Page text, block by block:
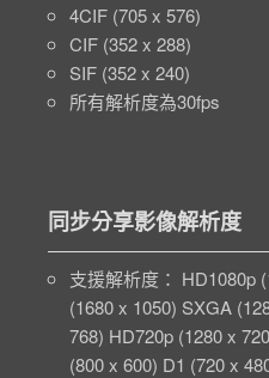
4CIF (705 x 576)
CIF (352 x 288)
SIF (352 x 240)
所有解析度為30fps
同步分享影像解析度
支援解析度： HD1080p
(1680 x 1050) SXGA
768) HD720p (1280 x
(800 x 600) D1 (720 x